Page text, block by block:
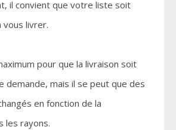
il convient que votre liste soit
vous livrer.
pour que la livraison soit
demande, mais il se peut que des
en fonction de la
les rayons.